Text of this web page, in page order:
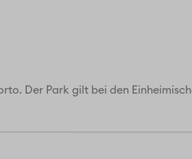
Der Park gilt bei den